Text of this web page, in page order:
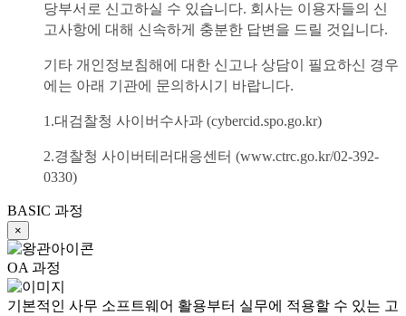
당부서로 신고하실 수 있습니다. 회사는 이용자들의 신
고사항에 대해 신속하게 충분한 답변을 드릴 것입니다.
기타 개인정보침해에 대한 신고나 상담이 필요하신 경우
에는 아래 기관에 문의하시기 바랍니다.
1.대검찰청 사이버수사과 (cybercid.spo.go.kr)
2.경찰청 사이버테러대응센터 (www.ctrc.go.kr/02-392-
0330)
BASIC 과정
×
OA 과정
기본적인 사무 소프트웨어 활용부터 실무에 적용할 수 있는 고